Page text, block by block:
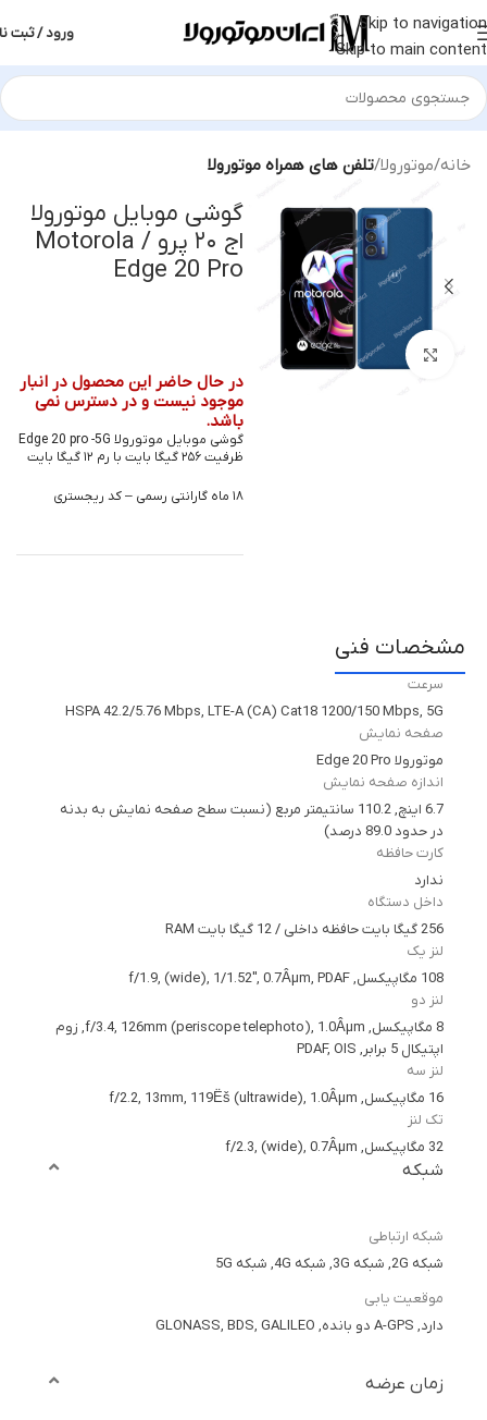
Skip to navigation
Skip to main content
ورود / ثبت
خانه موتورولا تلفن های همراه موتورولا
بزرگنمایی تصویر
گوشی موبایل موتورولا
اج ۲۰ پرو / Motorola
Edge 20 Pro
در حال حاضر این محصول در انبار
موجود نیست و در دسترس نمی
باشد.
گوشی موبایل موتورولا Edge 20 pro -5G
ظرفیت ۲۵۶ گیگا بایت با رم ۱۲ گیگا بایت
۱۸ ماه گارانتی رسمی – کد ریجستری
مشخصات فنی
سرعت
HSPA 42.2/5.76 Mbps, LTE-A (CA) Cat18 1200/150 Mbps, 5G
صفحه نمایش
موتورولا Edge 20 Pro
اندازه صفحه نمایش
6.7 اینچ, 110.2 سانتیمتر مربع (نسبت سطح صفحه نمایش به بدنه
در حدود 89.0 درصد)
کارت حافظه
ندارد
داخل دستگاه
256 گیگا بایت حافظه داخلی / 12 گیگا بایت RAM
لنز یک
108 مگاپیکسل, f/1.9, (wide), 1/1.52", 0.7Âµm, PDAF
لنز دو
8 مگاپیکسل, f/3.4, 126mm (periscope telephoto), 1.0Âµm, زوم
اپتیکال 5 برابر, PDAF, OIS
لنز سه
16 مگاپیکسل, f/2.2, 13mm, 119Ëš (ultrawide), 1.0Âµm
تک لنز
32 مگاپیکسل, f/2.3, (wide), 0.7Âµm
شبکه
شبکه ارتباطی
شبکه 2G, شبکه 3G, شبکه 4G, شبکه 5G
موقعیت یابی
دارد, A-GPS دو بانده, GLONASS, BDS, GALILEO
زمان عرضه